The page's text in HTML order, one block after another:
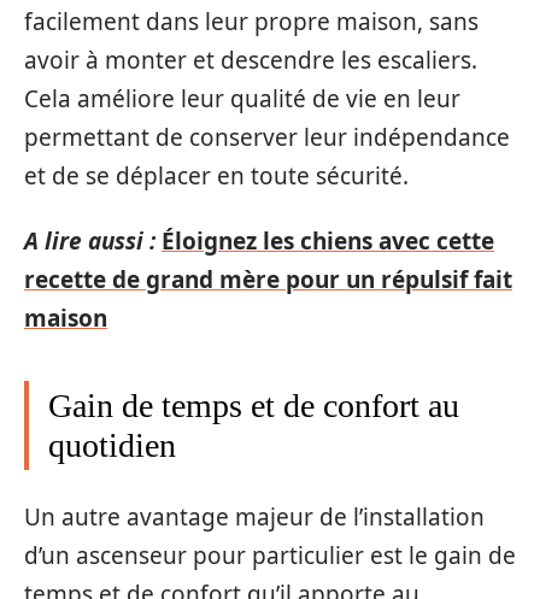
facilement dans leur propre maison, sans
avoir à monter et descendre les escaliers.
Cela améliore leur qualité de vie en leur
permettant de conserver leur indépendance
et de se déplacer en toute sécurité.
A lire aussi : Éloignez les chiens avec cette
recette de grand mère pour un répulsif fait
maison
Gain de temps et de confort au
quotidien
Un autre avantage majeur de l’installation
d’un ascenseur pour particulier est le gain de